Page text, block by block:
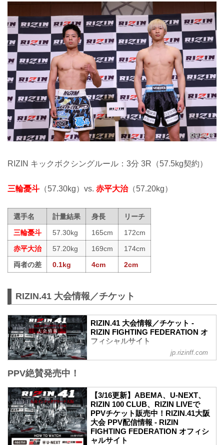
RIZIN キックボクシングルール：3分 3R（57.5kg契約）
三輪憂斗 （57.30kg）vs. 赤平大治（57.20kg）
選手名 計量結果 身長
リーチ
三輪憂斗
57.30kg 165cm
172cm
赤平大治
57.20kg 169cm
174cm
両者の差
0.1kg 4cm 2cm
RIZIN.41 大会情報／チケット
RIZIN.41 大会情報／チケット -
RIZIN FIGHTING FEDERATION オ
フィシャルサイト
RIZIN.41 大会概要
開催日時
2023年4月1日（土）12:30開場 / 14:00開
始
※オープニングファイトは13:00開始
終了予定時間
jp.rizinff.com
PPV絶賛発売中！
【3/16更新】ABEMA、U-NEXT、
RIZIN 100 CLUB、RIZIN LIVEで
PPVチケット販売中！RIZIN.41大阪
大会 PPV配信情報 - RIZIN
FIGHTING FEDERATION オフィシ
ャルサイト